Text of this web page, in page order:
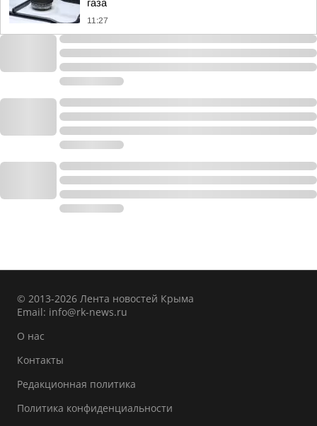
газа
11:27
© 2013-2026 Лента новостей Крыма
Email: info@rk-news.ru
О нас
Контакты
Редакционная политика
Политика конфиденциальности